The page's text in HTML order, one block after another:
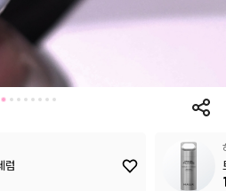
럼